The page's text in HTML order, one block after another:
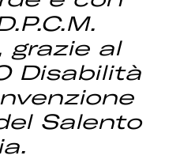
grazie al
Disabilità
Salento